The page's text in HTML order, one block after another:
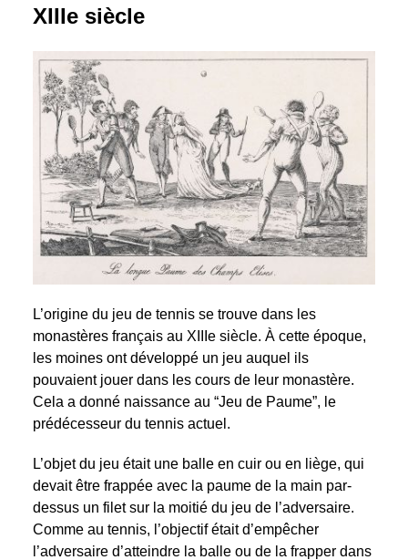
XIIIe siècle
L’origine du jeu de tennis se trouve dans les
monastères français au XIIIe siècle. À cette époque,
les moines ont développé un jeu auquel ils
pouvaient jouer dans les cours de leur monastère.
Cela a donné naissance au “Jeu de Paume”, le
prédécesseur du tennis actuel.
L’objet du jeu était une balle en cuir ou en liège, qui
devait être frappée avec la paume de la main par-
dessus un filet sur la moitié du jeu de l’adversaire.
Comme au tennis, l’objectif était d’empêcher
l’adversaire d’atteindre la balle ou de la frapper dans